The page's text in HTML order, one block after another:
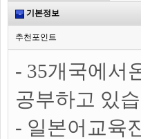
기본정보
추천포인트
- 35개국에서
공부하고 있
- 일본어교육